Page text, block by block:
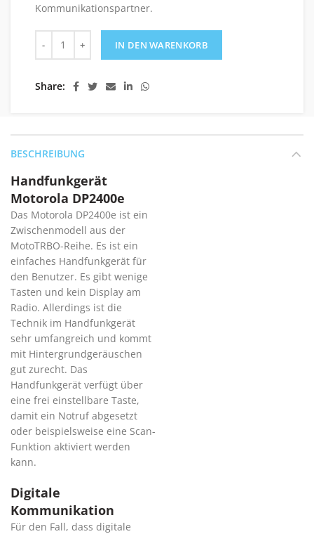
Kommunikationspartner.
IN DEN WARENKORB
Share
BESCHREIBUNG
Handfunkgerät
Motorola DP2400e
Das Motorola DP2400e ist ein
Zwischenmodell aus der
MotoTRBO-Reihe. Es ist ein
einfaches Handfunkgerät für
den Benutzer. Es gibt wenige
Tasten und kein Display am
Radio. Allerdings ist die
Technik im Handfunkgerät
sehr umfangreich und kommt
mit Hintergrundgeräuschen
gut zurecht. Das
Handfunkgerät verfügt über
eine frei einstellbare Taste,
damit ein Notruf abgesetzt
oder beispielsweise eine Scan-
Funktion aktiviert werden
kann.
Digitale
Kommunikation
Für den Fall, dass digitale